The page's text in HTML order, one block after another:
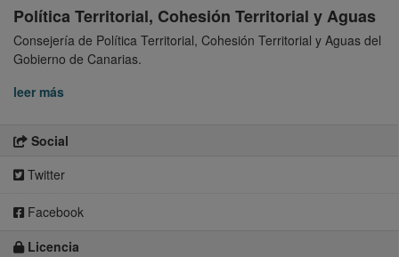
Política Territorial, Cohesión Territorial y Aguas
Consejería de Política Territorial, Cohesión Territorial y Aguas del
Gobierno de Canarias.
leer más
Social
Twitter
Facebook
Licencia